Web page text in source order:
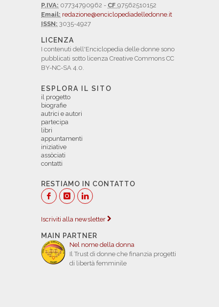
P.IVA: 07734790962 - CF 97562510152
Email: redazione@enciclopediadelledonne.it
ISSN: 3035-4927
LICENZA
I contenuti dell'Enciclopedia delle donne sono
pubblicati sotto licenza Creative Commons CC
BY-NC-SA 4.0.
ESPLORA IL SITO
il progetto
biografie
autrici e autori
partecipa
libri
appuntamenti
iniziative
assòciati
contatti
RESTIAMO IN CONTATTO
Iscriviti alla newsletter
MAIN PARTNER
Nel nome della donna
Il Trust di donne che finanzia progetti
di libertà femminile